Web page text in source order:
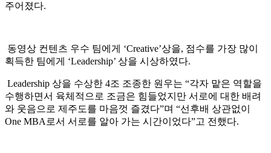
주어졌다.
동영상 컨텐츠 우수 팀에게 ‘Creative’상을, 점수를 가장 많이
획득한 팀에게 ‘Leadership’ 상을 시상하였다.
Leadership 상을 수상한 4조 조종한 원우는 “각자 맡은 역할을
수행하면서 육체적으로 조금은 힘들었지만 서로에 대한 배려
와 웃음으로 제주도를 마음껏 즐겼다”며 “선후배 상관없이
One MBA로서 서로를 알아 가는 시간이었다”고 전했다.